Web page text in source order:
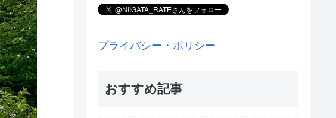
プライバシー・ポリシー
おすすめ記事